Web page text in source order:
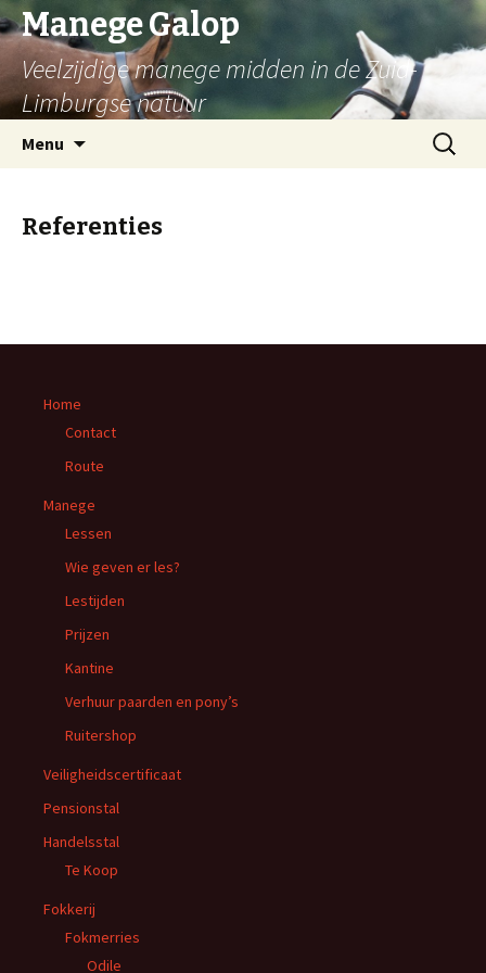
Manege Galop
Veelzijdige manege midden in de Zuid-
Limburgse natuur
Menu
Zoeken
naar:
Referenties
Home
Contact
Route
Manege
Lessen
Wie geven er les?
Lestijden
Prijzen
Kantine
Verhuur paarden en pony’s
Ruitershop
Veiligheidscertificaat
Pensionstal
Handelsstal
Te Koop
Fokkerij
Fokmerries
Odile